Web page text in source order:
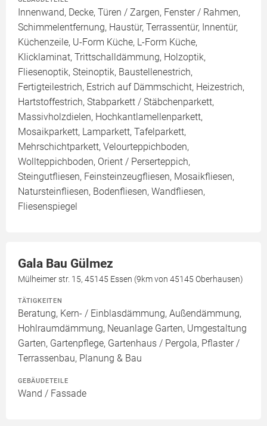
Innenwand, Decke, Türen / Zargen, Fenster / Rahmen,
Schimmelentfernung, Haustür, Terrassentür, Innentür,
Küchenzeile, U-Form Küche, L-Form Küche,
Klicklaminat, Trittschalldämmung, Holzoptik,
Fliesenoptik, Steinoptik, Baustellenestrich,
Fertigteilestrich, Estrich auf Dämmschicht, Heizestrich,
Hartstoffestrich, Stabparkett / Stäbchenparkett,
Massivholzdielen, Hochkantlamellenparkett,
Mosaikparkett, Lamparkett, Tafelparkett,
Mehrschichtparkett, Velourteppichboden,
Wollteppichboden, Orient / Perserteppich,
Steingutfliesen, Feinsteinzeugfliesen, Mosaikfliesen,
Natursteinfliesen, Bodenfliesen, Wandfliesen,
Fliesenspiegel
Gala Bau Gülmez
Mülheimer str. 15, 45145 Essen (9km von 45145 Oberhausen)
TÄTIGKEITEN
Beratung, Kern- / Einblasdämmung, Außendämmung,
Hohlraumdämmung, Neuanlage Garten, Umgestaltung
Garten, Gartenpflege, Gartenhaus / Pergola, Pflaster /
Terrassenbau, Planung & Bau
GEBÄUDETEILE
Wand / Fassade